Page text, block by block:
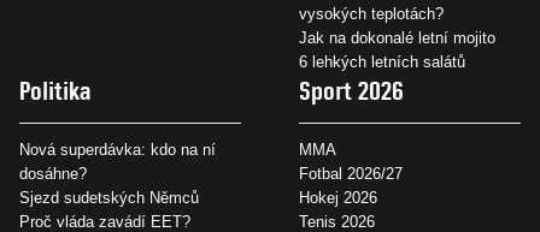
vysokých teplotách?
Jak na dokonalé letní mojito
6 lehkých letních salátů
Politika
Nová superdávka: kdo na ní
dosáhne?
Sjezd sudetských Němců
Proč vláda zavádí EET?
Sport 2026
MMA
Fotbal 2026/27
Hokej 2026
Tenis 2026